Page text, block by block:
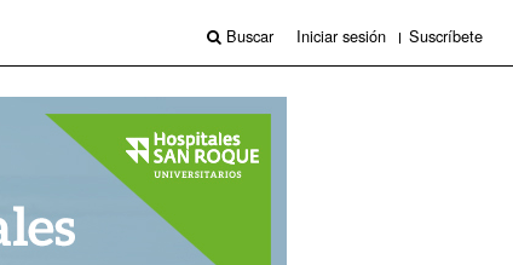
Buscar Iniciar sesión Suscríbete